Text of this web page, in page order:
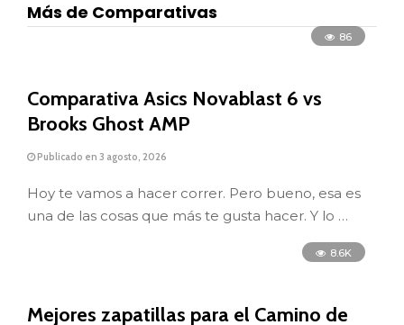
Más de Comparativas
86
Comparativa Asics Novablast 6 vs
Brooks Ghost AMP
Publicado en 3 agosto, 2026
Hoy te vamos a hacer correr. Pero bueno, esa es
una de las cosas que más te gusta hacer. Y lo …
8.6K
Mejores zapatillas para el Camino de